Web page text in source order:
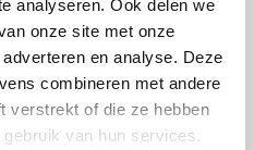
analyseren. Ook delen we
onze site met onze
en analyse. Deze
combineren met andere
verstrekt of die ze hebben
van hun services.